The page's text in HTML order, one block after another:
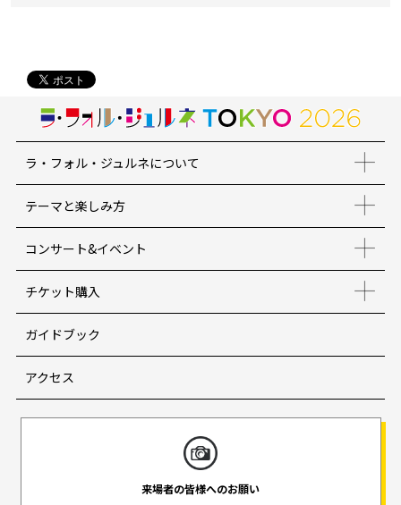
ラ・フォル・ジュルネについて
テーマと楽しみ方
コンサート&イベント
チケット購入
ガイドブック
アクセス
来場者の皆様へのお願い